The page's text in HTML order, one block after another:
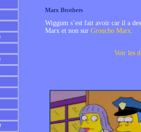
Marx Brothers
Wiggum s’est fait avoir car il a
Marx et non sur Groucho Marx.
Voir les